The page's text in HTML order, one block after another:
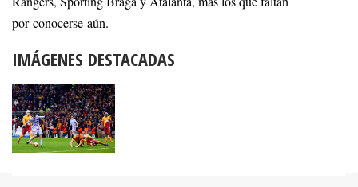
por conocerse aún.
IMÁGENES DESTACADAS